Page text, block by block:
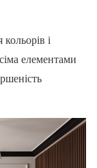
і
елементами